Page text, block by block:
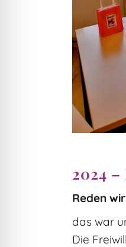
2024
Reden
das war
Die